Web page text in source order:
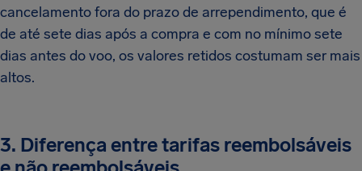
cancelamento fora do prazo de arrependimento, que é
de até sete dias após a compra e com no mínimo sete
dias antes do voo, os valores retidos costumam ser mais
altos.
3. Diferença entre tarifas reembolsáveis